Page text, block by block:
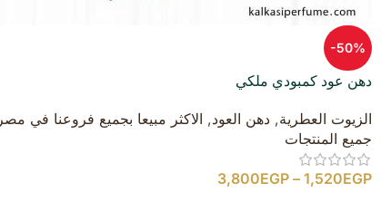
-50%
دهن عود كمبودي ملكي
الزيوت العطرية, دهن العود, الاكثر مبيعا بجميع فروعنا في مصر
جميع المنتجات
1,520EGP
–
3,800EGP